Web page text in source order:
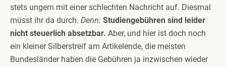
stets ungern mit einer schlechten Nachricht auf. Diesmal
müsst ihr da durch. Denn: Studiengebühren sind leider
nicht steuerlich absetzbar. Aber, und hier ist doch noch
ein kleiner Silberstreif am Artikelende, die meisten
Bundesländer haben die Gebühren ja inzwischen wieder